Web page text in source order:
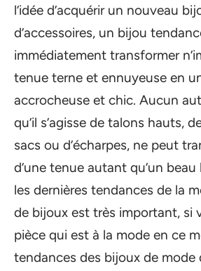
l’idée d’acquérir un nouveau
d’accessoires, un bijou
immédiatement transformer
tenue terne et ennuyeuse en
accrocheuse et chic. Aucun
qu’il s’agisse de talons hauts,
sacs ou d’écharpes, ne peut
d’une tenue autant qu’un
les dernières tendances de la
de bijoux est très important, si
pièce qui est à la mode en ce
tendances des bijoux de mode